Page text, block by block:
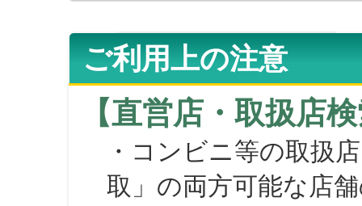
ご利用上の注意
【直営店・取扱店
・コンビニ等の取扱
取」の両方可能な店